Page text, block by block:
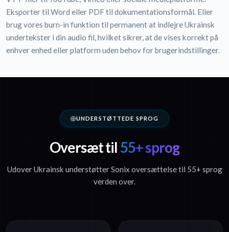
Eksporter til Word eller PDF til dokumentationsformål. Eller
brug vores burn-in funktion til permanent at indlejre Ukrainsk
undertekster i din audio fil, hvilket sikrer, at de vises korrekt på
enhver enhed eller platform uden behov for brugerindstillinger.
UNDERSTØTTEDE SPROG
Oversæt til 55+ sprog
Udover Ukrainsk understøtter Sonix oversættelse til 55+ sprog
verden over.